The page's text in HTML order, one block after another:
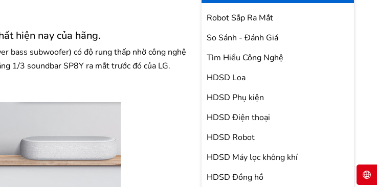
hiện nay của hãng.
bass subwoofer) có độ rung thấp nhờ công nghệ
1/3 soundbar SP8Y ra mắt trước đó của LG.
Robot Sắp Ra Mắt
So Sánh - Đánh Giá
Tìm Hiểu Công Nghệ
HDSD Loa
HDSD Phụ kiện
HDSD Điện thoại
HDSD Robot
HDSD Máy lọc không khí
HDSD Đồng hồ